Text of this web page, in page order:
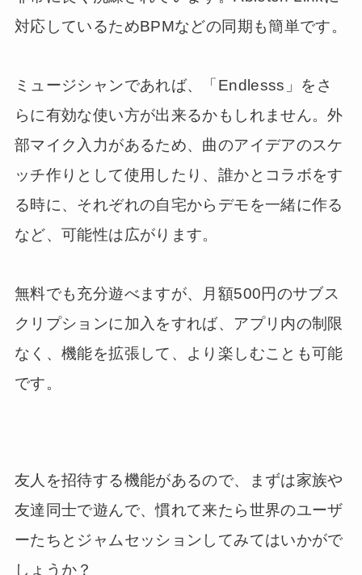
対応しているためBPMなどの同期も簡単です。
ミュージシャンであれば、「Endlesss」をさ
らに有効な使い方が出来るかもしれません。外
部マイク入力があるため、曲のアイデアのスケ
ッチ作りとして使用したり、誰かとコラボをす
る時に、それぞれの自宅からデモを一緒に作る
など、可能性は広がります。
無料でも充分遊べますが、月額500円のサブス
クリプションに加入をすれば、アプリ内の制限
なく、機能を拡張して、より楽しむことも可能
です。
友人を招待する機能があるので、まずは家族や
友達同士で遊んで、慣れて来たら世界のユーザ
ーたちとジャムセッションしてみてはいかがで
しょうか？